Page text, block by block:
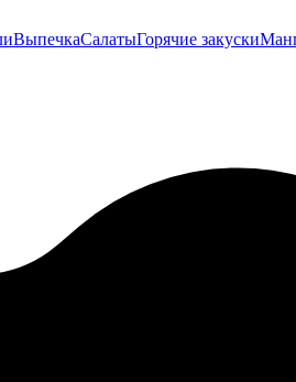
ВыпечкаСалатыГорячие закуски